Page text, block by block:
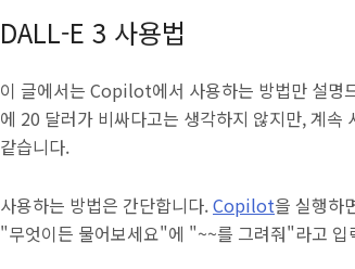
DALL-E 3 사용법
이 글에서는 Copilot에서 사용하는 방법만 설명
에 20 달러가 비싸다고는 생각하지 않지만, 계속
같습니다.
사용하는 방법은 간단합니다.Copilot을 실행하
"무엇이든 물어보세요"에 "~~를 그려줘"라고 입